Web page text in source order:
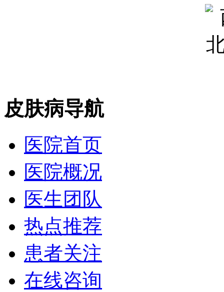
皮肤病导航
医院首页
医院概况
医生团队
热点推荐
患者关注
在线咨询